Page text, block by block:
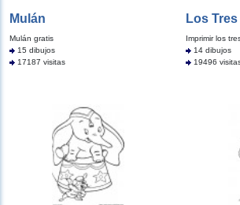
Mulán
Mulán gratis
15 dibujos
17187 visitas
Los
Imprimir los
14 dibujos
19496